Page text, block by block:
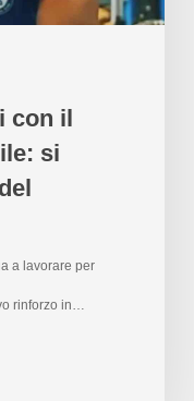
con il
si
a lavorare per
rinforzo in…